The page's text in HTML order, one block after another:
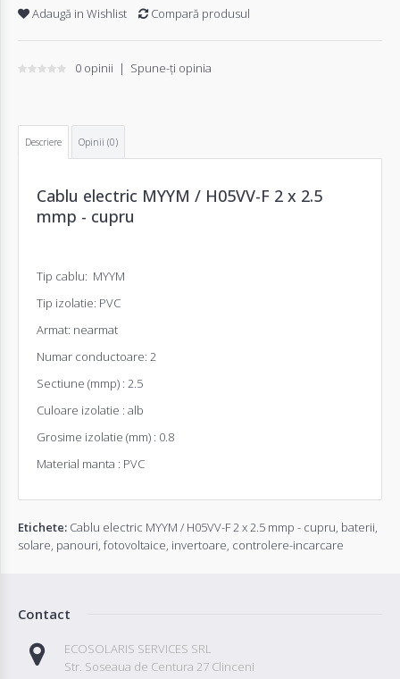
Adaugă in Wishlist
Compară produsul
0 opinii | Spune-ţi opinia
Descriere Opinii (0)
Cablu electric MYYM / H05VV-F 2 x 2.5
mmp - cupru
Tip cablu: MYYM
Tip izolatie: PVC
Armat: nearmat
Numar conductoare: 2
Sectiune (mmp) : 2.5
Culoare izolatie : alb
Grosime izolatie (mm) : 0.8
Material manta : PVC
Etichete: Cablu electric MYYM / H05VV-F 2 x 2.5 mmp - cupru baterii
solare panouri fotovoltaice invertoare controlere-incarcare
Contact
ECOSOLARIS SERVICES SRL
Str. Soseaua de Centura 27 Clinceni